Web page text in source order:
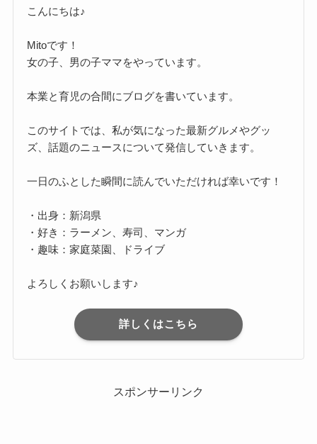
こんにちは♪
Mitoです！
女の子、男の子ママをやっています。
本業と育児の合間にブログを書いています。
このサイトでは、私が気になった最新グルメやグッ
ズ、話題のニュースについて発信していきます。
一日のふとした瞬間に読んでいただければ幸いです！
・出身：新潟県
・好き：ラーメン、寿司、マンガ
・趣味：家庭菜園、ドライブ
よろしくお願いします♪
詳しくはこちら
スポンサーリンク